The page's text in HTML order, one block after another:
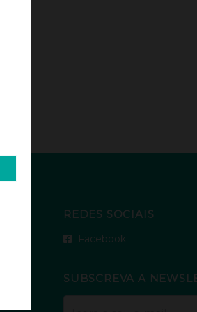
REDES SOCIAIS
Facebook
SUBSCREVA A